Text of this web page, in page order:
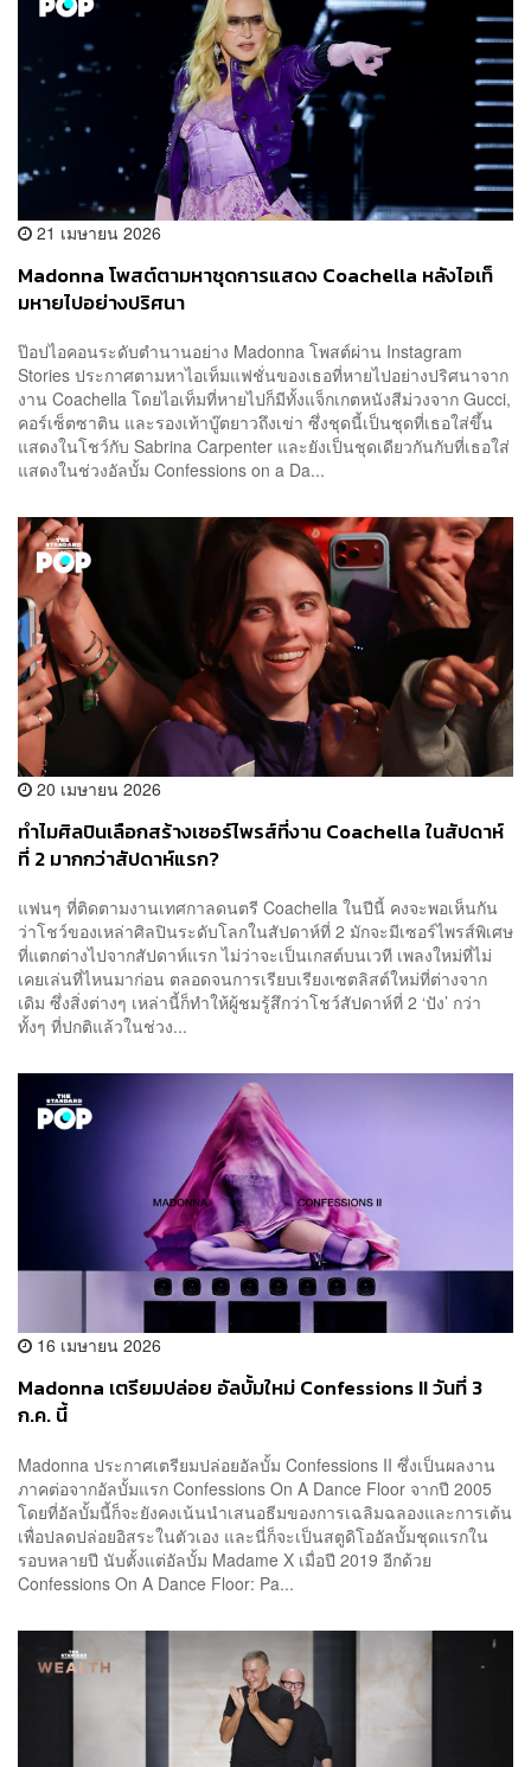
21 เมษายน 2026
Madonna โพสต์ตามหาชุดการแสดง Coachella หลังไอเท็
มหายไปอย่างปริศนา
ป๊อปไอคอนระดับตำนานอย่าง Madonna โพสต์ผ่าน Instagram
Stories ประกาศตามหาไอเท็มแฟชั่นของเธอที่หายไปอย่างปริศนาจาก
งาน Coachella โดยไอเท็มที่หายไปก็มีทั้งแจ็กเกตหนังสีม่วงจาก Gucci,
คอร์เซ็ตซาติน และรองเท้าบู๊ตยาวถึงเข่า ซึ่งชุดนี้เป็นชุดที่เธอใส่ขึ้น
แสดงในโชว์กับ Sabrina Carpenter และยังเป็นชุดเดียวกันกับที่เธอใส่
แสดงในช่วงอัลบั้ม Confessions on a Da...
20 เมษายน 2026
ทำไมศิลปินเลือกสร้างเซอร์ไพรส์ที่งาน Coachella ในสัปดาห์
ที่ 2 มากกว่าสัปดาห์แรก?
แฟนๆ ที่ติดตามงานเทศกาลดนตรี Coachella ในปีนี้ คงจะพอเห็นกัน
ว่าโชว์ของเหล่าศิลปินระดับโลกในสัปดาห์ที่ 2 มักจะมีเซอร์ไพรส์พิเศษ
ที่แตกต่างไปจากสัปดาห์แรก ไม่ว่าจะเป็นเกสต์บนเวที เพลงใหม่ที่ไม่
เคยเล่นที่ไหนมาก่อน ตลอดจนการเรียบเรียงเซตลิสต์ใหม่ที่ต่างจาก
เดิม ซึ่งสิ่งต่างๆ เหล่านี้ก็ทำให้ผู้ชมรู้สึกว่าโชว์สัปดาห์ที่ 2 ‘ปัง’ กว่า
ทั้งๆ ที่ปกติแล้วในช่วง...
16 เมษายน 2026
Madonna เตรียมปล่อย อัลบั้มใหม่ Confessions II วันที่ 3
ก.ค. นี้
Madonna ประกาศเตรียมปล่อยอัลบั้ม Confessions II ซึ่งเป็นผลงาน
ภาคต่อจากอัลบั้มแรก Confessions On A Dance Floor จากปี 2005
โดยที่อัลบั้มนี้ก็จะยังคงเน้นนำเสนอธีมของการเฉลิมฉลองและการเต้น
เพื่อปลดปล่อยอิสระในตัวเอง และนี่ก็จะเป็นสตูดิโออัลบั้มชุดแรกใน
รอบหลายปี นับตั้งแต่อัลบั้ม Madame X เมื่อปี 2019 อีกด้วย
Confessions On A Dance Floor: Pa...